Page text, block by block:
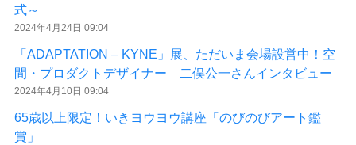
式～
2024年4月24日 09:04
「ADAPTATION – KYNE」展、ただいま会場設営中！空
間・プロダクトデザイナー 二俣公一さんインタビュー
2024年4月10日 09:04
65歳以上限定！いきヨウヨウ講座「のびのびアート鑑
賞」